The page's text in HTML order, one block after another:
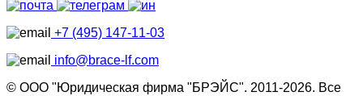
+7 (495) 147-11-03
info@brace-lf.com
© ООО "Юридическая фирма "БРЭЙС". 2011-2026. Все